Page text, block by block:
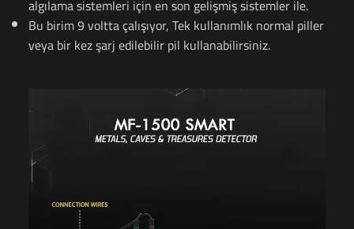
algılama sistemleri için en son gelişmiş sistemler ile.
Bu birim 9 voltta çalışıyor, Tek kullanımlık normal piller
veya bir kez şarj edilebilir pil kullanabilirsiniz.